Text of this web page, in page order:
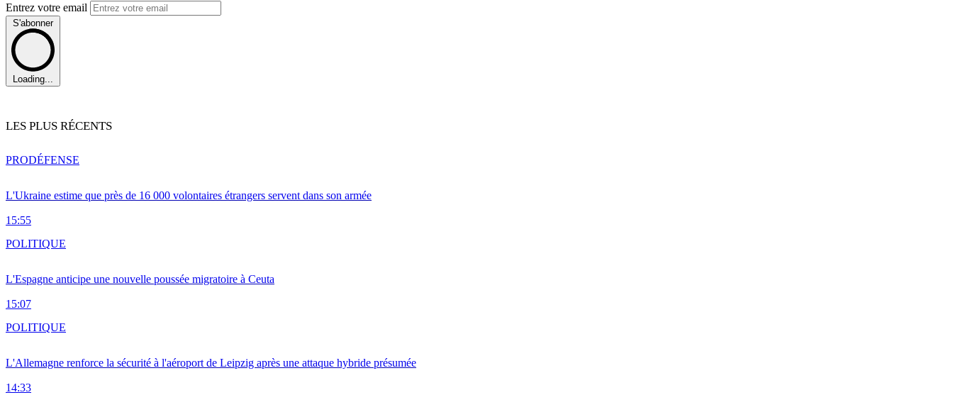
Entrez votre email
S'abonner
Loading...
LES PLUS RÉCENTS
L'Ukraine estime que près de 16 000 volontaires étrangers servent dans son armée
15:55
PRODÉFENSE
L'Espagne anticipe une nouvelle poussée migratoire à Ceuta
15:07
POLITIQUE
L'Allemagne renforce la sécurité à l'aéroport de Leipzig après une attaque hybride présumée
14:33
POLITIQUE